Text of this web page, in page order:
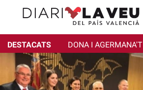
DESTACATS DONA I AGERMANA'T